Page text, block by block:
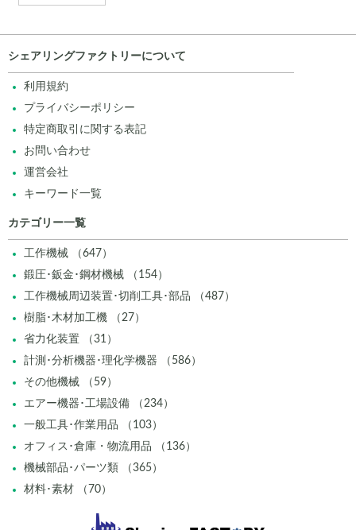
シェアリングファクトリーについて
利用規約
プライバシーポリシー
特定商取引に関する表記
お問い合わせ
運営会社
キーワード一覧
カテゴリー一覧
工作機械 （647）
鍛圧･鈑金･鋼材機械 （154）
工作機械周辺装置･切削工具･部品 （487）
樹脂･木材加工機 （27）
省力化装置 （31）
計測･分析機器･理化学機器 （586）
その他機械 （59）
エアー機器･工場設備 （234）
一般工具･作業用品 （103）
オフィス･倉庫・物流用品 （136）
機械部品･パーツ類 （365）
材料･素材 （70）